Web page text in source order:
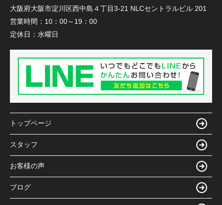
大阪府大阪市淀川区西中島４丁目3-21 NLCセントラルビル 201
営業時間： 10：00～19：00
定休日： 水曜日
トップページ
スタッフ
お客様の声
ブログ